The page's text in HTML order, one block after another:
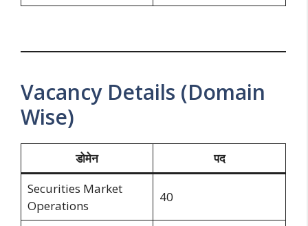
Vacancy Details (Domain
Wise)
डोमेन
पद
Securities Market
Operations
40